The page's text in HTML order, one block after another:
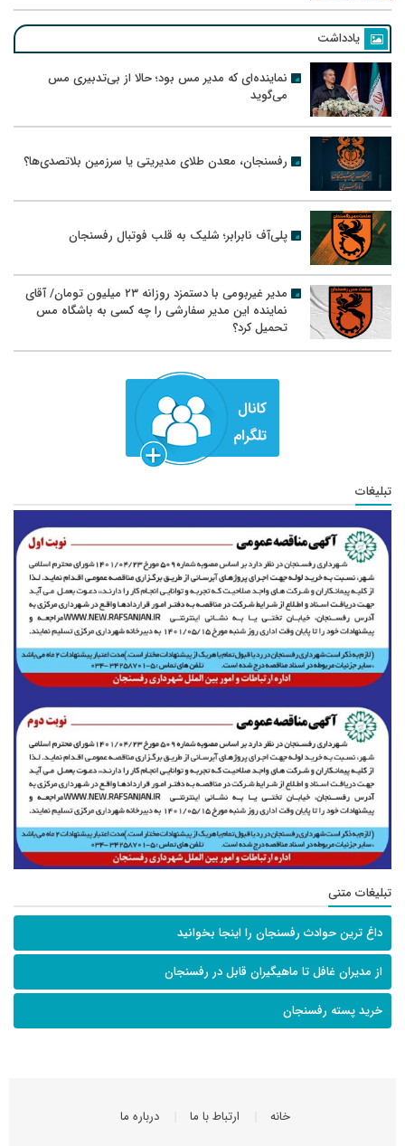
یادداشت
نماینده‌ای که مدیر مس بود؛ حالا از بی‌تدبیری مس
می‌گوید
رفسنجان، معدن طلای مدیریتی یا سرزمین بلاتصدی‌ها؟
پلی‌آف نابرابر؛ شلیک به قلب فوتبال رفسنجان
مدیر غیربومی با دستمزد روزانه ۲۳ میلیون تومان/ آقای
نماینده این مدیر سفارشی را چه کسی به باشگاه مس
تحمیل کرد؟
تبلیغات
تبلیغات متنی
داغ ترین حوادث رفسنجان را اینجا بخوانید
از مدیران غافل تا ماهیگیران قابل در رفسنجان
خرید پسته رفسنجان
خانه ارتباط با ما درباره ما